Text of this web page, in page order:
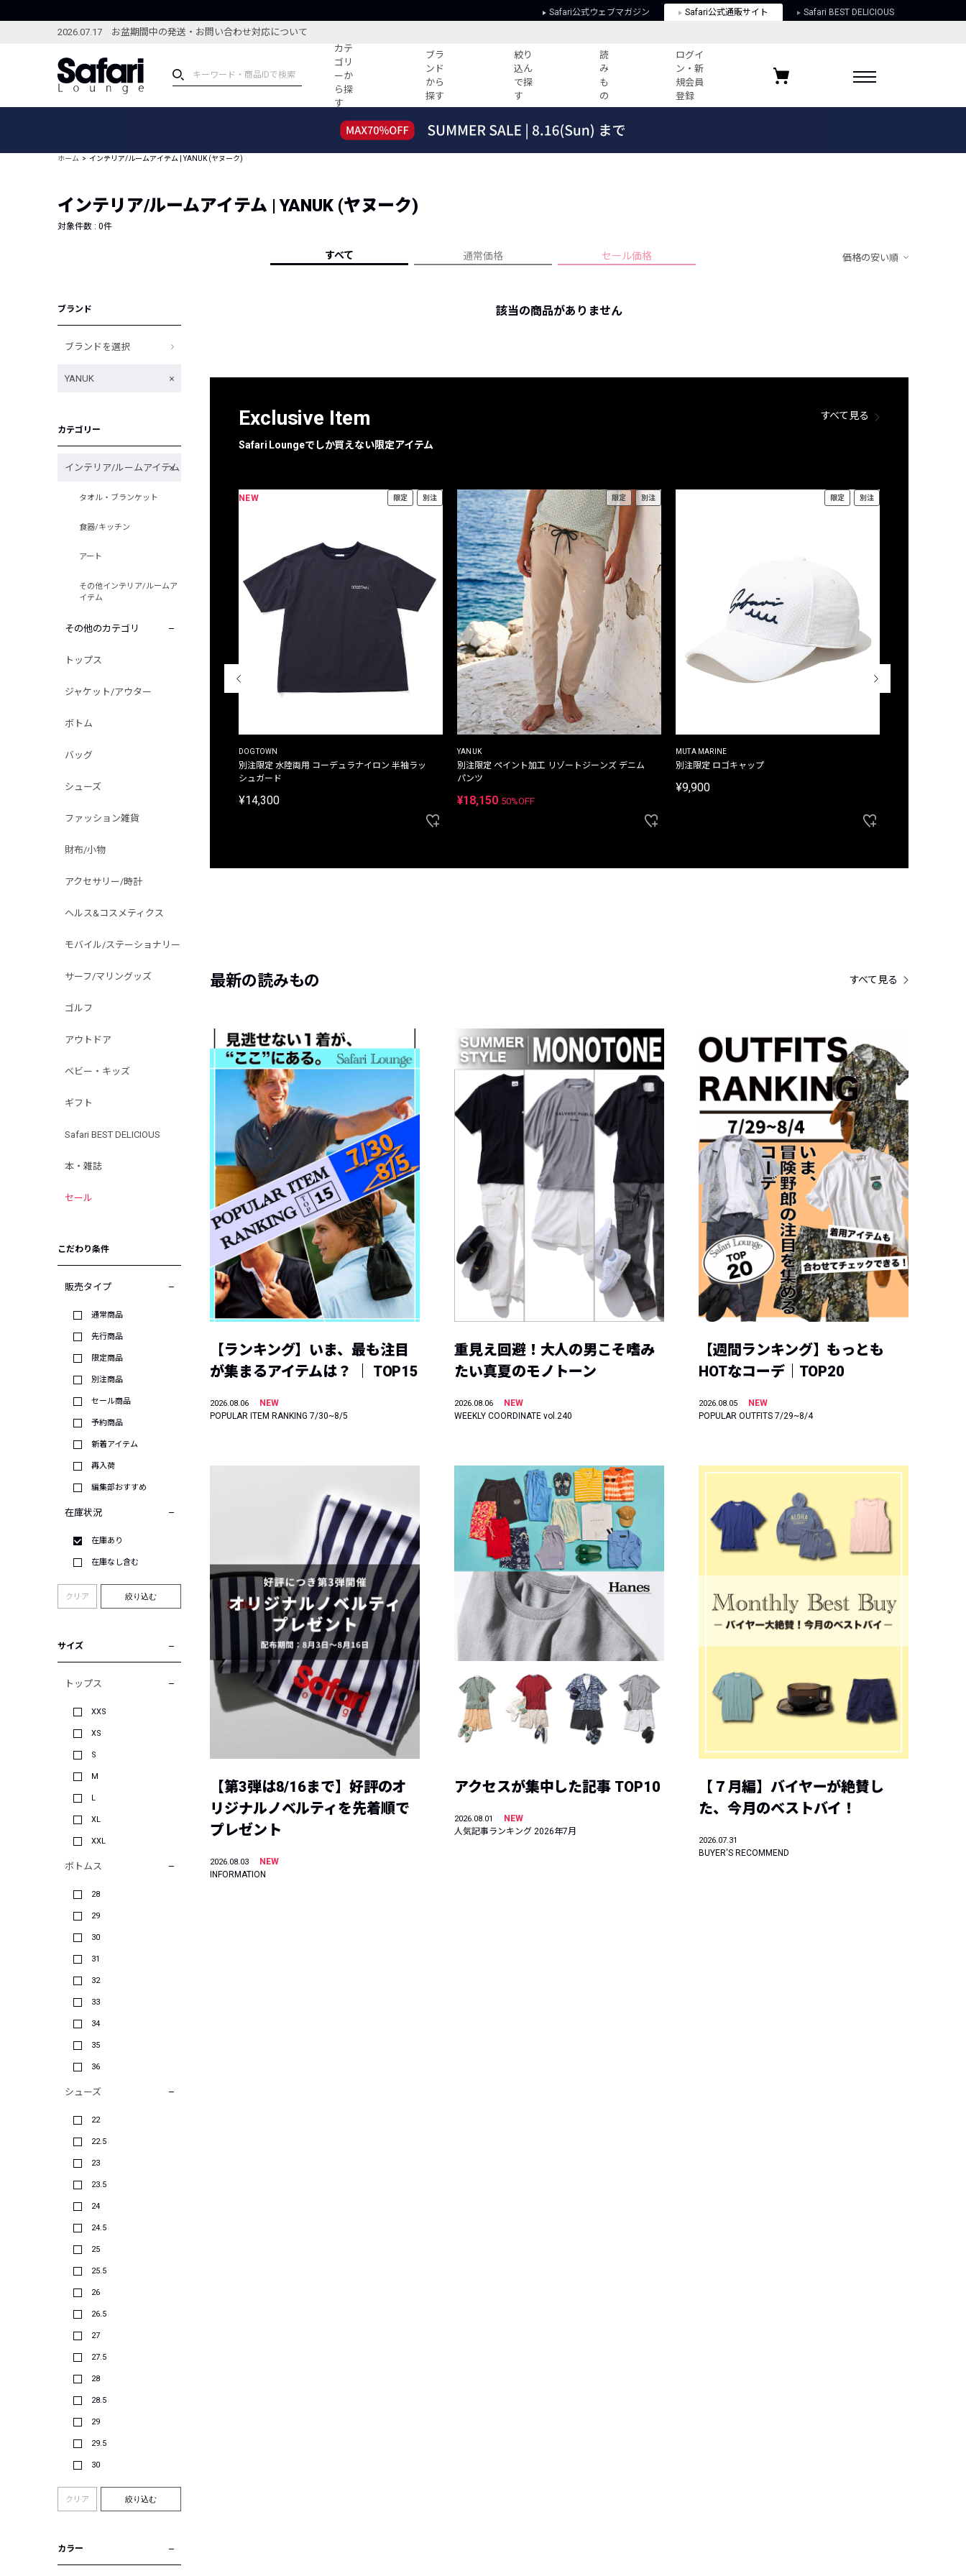
Safari公式ウェブマガジン Safari公式通販サイト Safari BEST DELICIOUS
2026.07.17 お盆期間中の発送・お問い合わせ対応について
カテ
ゴリ
ーか
ら探
す
ブラ
ンド
から
探す
絞り
込ん
で探
す
読
み
も
の
ログイ
ン・新
規会員
登録
ブランドから探す
新着アイテム
編集部のおすすめアイテム
特集記事
コーディネート
すべての記事
ーデ紹介
HOTなコーデ TOP20
人気記事ランキング
フォーカスブランド
プライバシーポリシー
お気に入りブランド
ホーム インテリア/ルームアイテム | YANUK (ヤヌーク)
インテリア/ルームアイテム | YANUK (ヤヌーク)
対象件数 : 0件
すべて 通常価格 セール価格 価格の安い順
ブランド
ブランドを選択
YANUK
カテゴリー
インテリア/ルームアイテム
タオル・ブランケット
食器/キッチン
アート
その他インテリア/ルームア
イテム
その他のカテゴリ
トップス
ジャケット/アウター
ボトム
バッグ
シューズ
ファッション雑貨
財布/小物
アクセサリー/時計
ヘルス&コスメティクス
モバイル/ステーショナリー
サーフ/マリングッズ
ゴルフ
アウトドア
ベビー・キッズ
ギフト
Safari BEST DELICIOUS
本・雑誌
セール
こだわり条件
販売タイプ
通常商品
先行商品
限定商品
別注商品
セール商品
予約商品
新着アイテム
再入荷
編集部おすすめ
在庫状況
在庫あり
在庫なし含む
クリア 絞り込む
サイズ
トップス
XXS
XS
S
M
L
XL
XXL
ボトムス
28
29
30
31
32
33
34
35
36
シューズ
22
22.5
23
23.5
24
24.5
25
25.5
26
26.5
27
27.5
28
28.5
29
29.5
30
クリア 絞り込む
カラー
該当の商品がありません
Exclusive Item
Safari Loungeでしか買えない限定アイテム
すべて見る
THE DUFFER OF ST.GEORGE
NEW 限定 別注
DOGTOWN
別注限定 水陸両用 コーデュラナイロン 半袖ラッ
シュガード
¥14,300
限定 別注
YANUK
別注限定 ペイント加工 リゾートジーンズ デニム
パンツ
¥18,150 50%OFF
限定 別注
MUTA MARINE
別注限定 ロゴキャップ
¥9,900
最新の読みもの すべて見る
【ランキング】いま、最も注目
が集まるアイテムは？ ｜ TOP15
2026.08.06
NEW
POPULAR ITEM RANKING 7/30~8/5
重見え回避！大人の男こそ嗜み
たい真夏のモノトーン
2026.08.06
NEW
WEEKLY COORDINATE vol.240
【週間ランキング】もっとも
HOTなコーデ｜TOP20
2026.08.05
NEW
POPULAR OUTFITS 7/29~8/4
【第3弾は8/16まで】好評のオ
リジナルノベルティを先着順で
プレゼント
2026.08.03
NEW
INFORMATION
アクセスが集中した記事 TOP10
2026.08.01
NEW
人気記事ランキング 2026年7月
【７月編】バイヤーが絶賛し
た、今月のベストバイ！
2026.07.31
BUYER'S RECOMMEND